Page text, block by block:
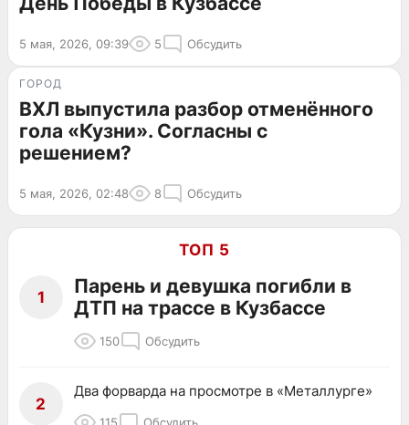
5 мая, 2026, 09:39 5 Обсудить
ГОРОД
ВХЛ выпустила разбор отменённого
гола «Кузни». Согласны с
решением?
5 мая, 2026, 02:48 8 Обсудить
ТОП 5
1
Парень и девушка погибли в
ДТП на трассе в Кузбассе
150 Обсудить
2
Два форварда на просмотре в «Металлурге»
115 Обсудить